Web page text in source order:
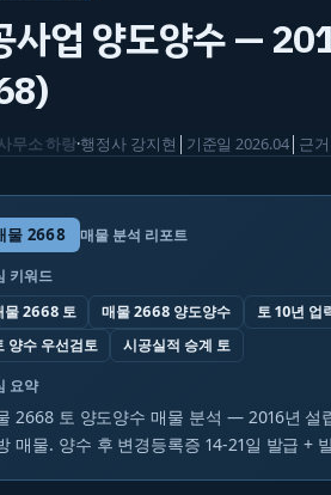
사업 양도양수 —
무소 하랑·행정사 강지현 기준일2026.04│ 근거
물 2668 매물 분석 리포트
키워드
물 2668 토
매물 2668 양도양수 토 10년 업
양수 우선검토
시공실적 승계 토
요약
2668 토 양도양수 매물 분석 — 2016년 설
매물. 양수 후 변경등록증 14-21일 발급 +